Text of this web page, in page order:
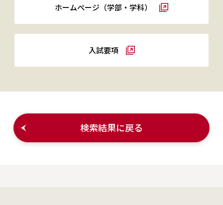
ホームぺージ（学部・学科）
入試要項
検索結果に戻る